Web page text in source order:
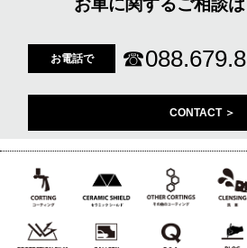
お車に関するご相談
お電話で ☎
CONTACT ＞